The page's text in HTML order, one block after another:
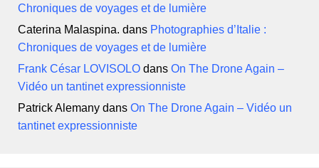
Chroniques de voyages et de lumière
Caterina Malaspina. dans Photographies d’Italie :
Chroniques de voyages et de lumière
Frank César LOVISOLO dansOn The Drone Again –
Vidéo un tantinet expressionniste
Patrick Alemany dansOn The Drone Again – Vidéo un
tantinet expressionniste